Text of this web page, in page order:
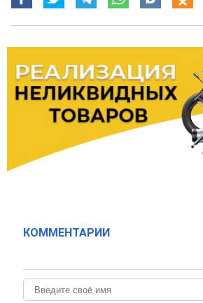
КОММЕНТАРИИ